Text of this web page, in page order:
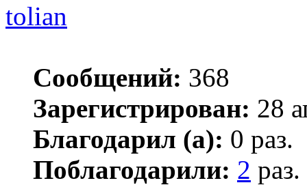
tolian
Сообщений: 368
Зарегистрирован: 28
Благодарил (а): 0 раз.
Поблагодарили: 2 раз.